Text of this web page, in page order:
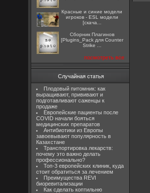
Красные и синие модели
игроков - ESL модели
[скача...
Сборник Плагинов
[Plugins_Pack для Counter
Strike ...
посмотреть все
Случайная статья
Плодовый питомник: как
выращивают, прививают и
подготавливают саженцы к
продаже
Европейские пациенты после
COVID начали бояться
медицинских препаратов
Антибиотики из Европы
завоевывают популярность в
Казахстане
Транспортировка лекарств:
почему это важно делать
профессионально?
Топ-3 европейских клиник, куда
стоит обратиться за лечением
Преимущества REVI
биоревитализации
Как сделать коптильню